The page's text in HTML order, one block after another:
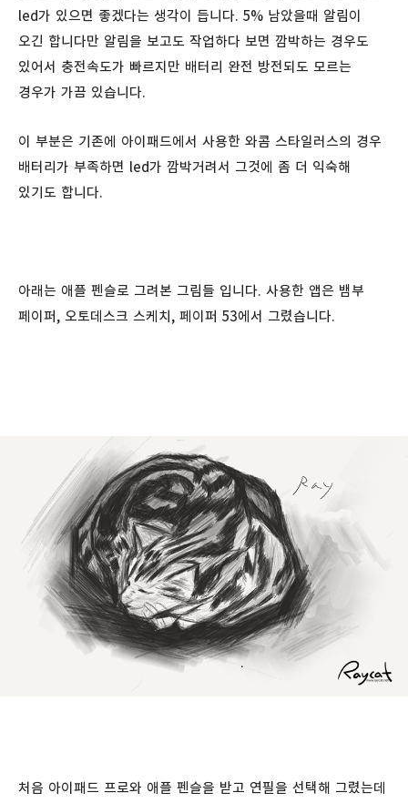
led가 있으면 좋겠다는 생각이 듭니다. 5% 남았을때 알림이
오긴 합니다만 알림을 보고도 작업하다 보면 깜박하는 경우도
있어서 충전속도가 빠르지만 배터리 완전 방전되도 모르는
경우가 가끔 있습니다.
이 부분은 기존에 아이패드에서 사용한 와콤 스타일러스의 경우
배터리가 부족하면 led가 깜박거려서 그것에 좀 더 익숙해
있기도 합니다.
아래는 애플 펜슬로 그려본 그림들 입니다. 사용한 앱은 뱀부
페이퍼, 오토데스크 스케치, 페이퍼 53에서 그렸습니다.
처음 아이패드 프로와 애플 펜슬을 받고 연필을 선택해 그렸는데